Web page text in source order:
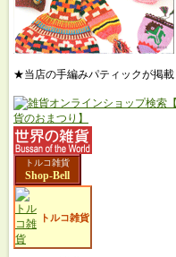
★当店の手編みパティックが掲載
トルコ雑貨
Shop-Bell
トルコ雑貨